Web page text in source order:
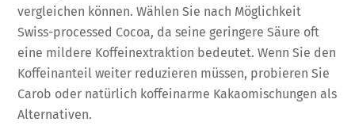
vergleichen können. Wählen Sie nach Möglichkeit
Swiss-processed Cocoa, da seine geringere Säure oft
eine mildere Koffeinextraktion bedeutet. Wenn Sie den
Koffeinanteil weiter reduzieren müssen, probieren Sie
Carob oder natürlich koffeinarme Kakaomischungen als
Alternativen.